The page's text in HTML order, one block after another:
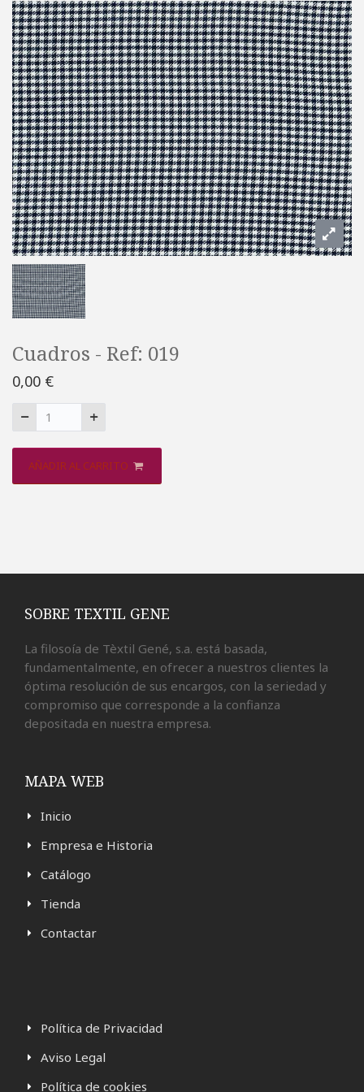
Cuadros - Ref: 019
0,00 €
AÑADIR AL CARRITO
SOBRE TEXTIL GENE
La filosoía de Tèxtil Gené, s.a. está basada,
fundamentalmente, en ofrecer a nuestros clientes la
óptima resolución de sus encargos, con la seriedad y
compromiso que corresponde a la confianza
depositada en nuestra empresa.
MAPA WEB
Inicio
Empresa e Historia
Catálogo
Tienda
Contactar
Política de Privacidad
Aviso Legal
Política de cookies